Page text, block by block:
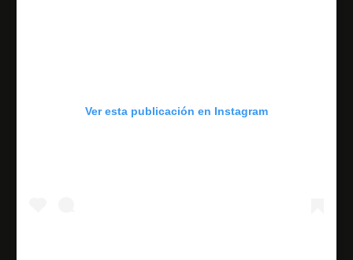
Ver esta publicación en Instagram